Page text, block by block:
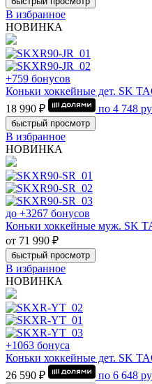
В избранное
НОВИНКА
+759 бонусов
Коньки хоккейные дет. SK
18 990 ₽
по 4 748
быстрый просмотр
В избранное
НОВИНКА
до +3267 бонусов
Коньки хоккейные муж. SK
от 71 990 ₽
быстрый просмотр
В избранное
НОВИНКА
+1063 бонуса
Коньки хоккейные дет. SK
26 590 ₽
по 6 648